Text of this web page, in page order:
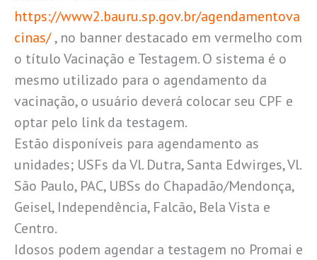
https://www2.bauru.sp.gov.br/agendamentova
cinas/, no banner destacado em vermelho com
o título Vacinação e Testagem. O sistema é o
mesmo utilizado para o agendamento da
vacinação, o usuário deverá colocar seu CPF e
optar pelo link da testagem.
Estão disponíveis para agendamento as
unidades; USFs da Vl. Dutra, Santa Edwirges, Vl.
São Paulo, PAC, UBSs do Chapadão/Mendonça,
Geisel, Independência, Falcão, Bela Vista e
Centro.
Idosos podem agendar a testagem no Promai e